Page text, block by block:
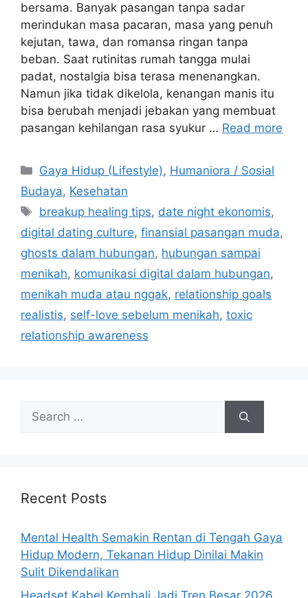
bersama. Banyak pasangan tanpa sadar
merindukan masa pacaran, masa yang penuh
kejutan, tawa, dan romansa ringan tanpa
beban. Saat rutinitas rumah tangga mulai
padat, nostalgia bisa terasa menenangkan.
Namun jika tidak dikelola, kenangan manis itu
bisa berubah menjadi jebakan yang membuat
pasangan kehilangan rasa syukur … Read more
C
a
e
g
o
r
i
s
Gaya Hidup (Lifestyle), Humaniora / Sosial
Budaya, Kesehatan
T
a
s
breakup healing tips, date night ekonomis,
digital dating culture, finansial pasangan muda,
ghosts dalam hubungan, hubungan sampai
menikah, komunikasi digital dalam hubungan,
menikah muda atau nggak, relationship goals
realistis, self-love sebelum menikah, toxic
relationship awareness
h
r
:
Recent Posts
Mental Health Semakin Rentan di Tengah Gaya
Hidup Modern, Tekanan Hidup Dinilai Makin
Sulit Dikendalikan
Headset Kabel Kembali Jadi Tren Besar 2026,